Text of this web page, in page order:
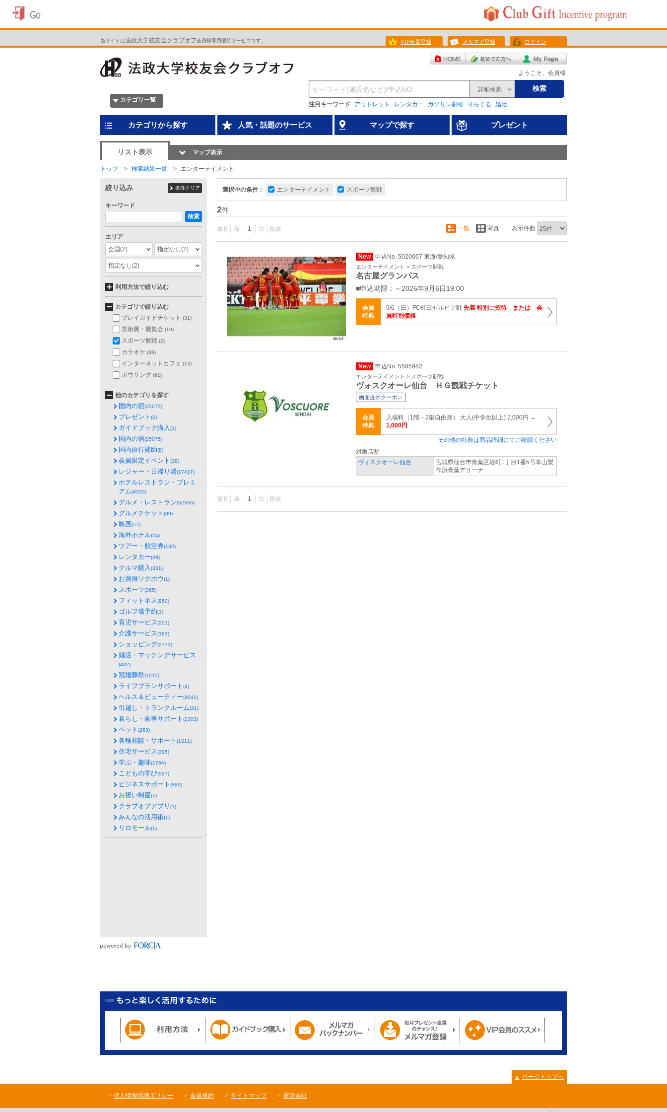
当サイトは法政大学校友会クラブオフ会員様専用優待サービスです。 VIP会員登録 メルマガ登録 ログイン
ようこそ、会員様
カテゴリ一覧
詳細検索 検索
注目キーワード アウトレット レンタカー ガソリン割引 りらくる 婚活
カテゴリから探す 人気・話題のサービス マップで探す プレゼント
リスト表示 マップ表示
トップ 検索結果一覧 エンターテイメント
選択中の条件： エンターテイメント スポーツ観戦
2件
最初 前 1 次 最後 一覧 写真 表示件数
New 申込No. 5020067 東海/愛知県
エンターテイメント > スポーツ観戦
名古屋グランパス
■申込期限：～2026年9月6日19:00
会員
特典
9/6（日）FC町田ゼルビア戦 先着 特別ご招待 または 会
員特別価格
New 申込No. 5585982
エンターテイメント > スポーツ観戦
ヴォスクオーレ仙台 ＨＧ観戦チケット
画面提示クーポン
会員
特典
入場料（1階・2階自由席） 大人(中学生以上) 2,000円 →
1,000円
その他の特典は商品詳細にてご確認ください
対象店舗
ヴォスクオーレ仙台
宮城県仙台市青葉区堤町1丁目1番5号本山製
作所青葉アリーナ
最初 前 1 次 最後
絞り込み 条件クリア
キーワード
検索
エリア
全国(2) 指定なし(2)
指定なし(2)
利用方法で絞り込む
カテゴリで絞り込む
プレイガイドチケット (31)
美術展・展覧会 (19)
スポーツ観戦 (2)
カラオケ (38)
インターネットカフェ (13)
ボウリング (61)
他のカテゴリを探す
国内の宿(25075)
プレゼント (2)
ガイドブック購入(1)
国内の宿(25075)
国内旅行補助(8)
会員限定イベント (18)
レジャー・日帰り湯(17417)
ホテルレストラン・プレミ
アム(4329)
グルメ・レストラン(52556)
グルメチケット (39)
映画(57)
海外ホテル(24)
ツアー・航空券(132)
レンタカー(49)
クルマ購入(331)
お買得ソクホウ(1)
スポーツ(365)
フィットネス(950)
ゴルフ場予約(1)
育児サービス(201)
介護サービス(183)
ショッピング(2773)
婚活・マッチングサービス
(402)
冠婚葬祭(1015)
ライフプランサポート (4)
ヘルス＆ビューティー(4041)
引越し・トランクルーム(31)
暮らし・家事サポート (1303)
ペット (263)
各種相談・サポート (1211)
住宅サービス(295)
学ぶ・趣味(1764)
こどもの学び(597)
ビジネスサポート (889)
お祝い制度(7)
クラブオフアプリ (1)
みんなの活用術(1)
リロモール(1)
▲ ページトップへ
個人情報保護ポリシー 会員規約 サイトマップ 運営会社